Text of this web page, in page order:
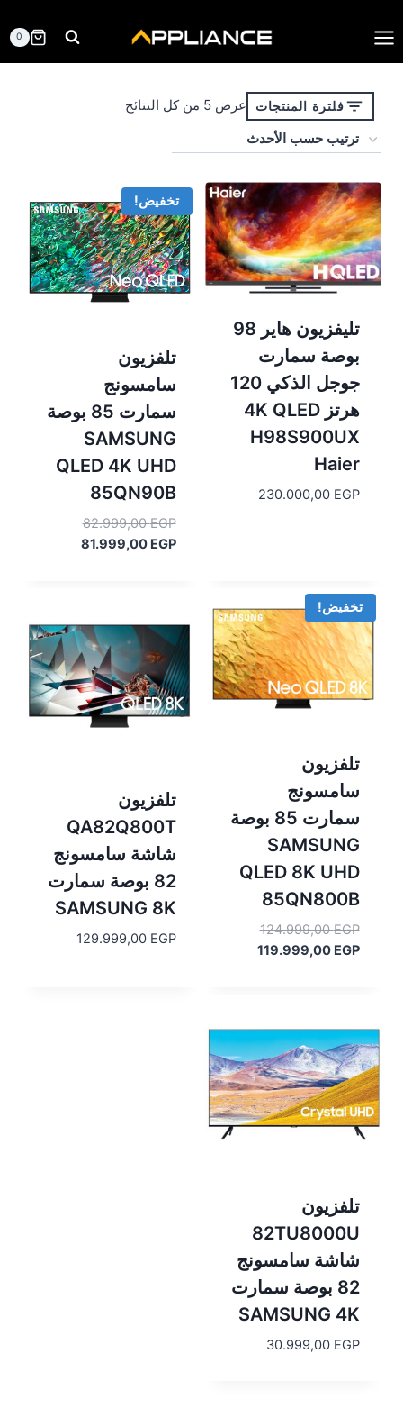
إلى
المحتوى
0
فلترة المنتجات عرض ⁦5⁩ من كل النتائج
الأحدث
تليفزيون هاير 98
بوصة سمارت
جوجل الذكي 120
هرتز 4K QLED
H98S900UX
Haier
230.000,00 EGP
تخفيض!
تلفزيون
سامسونج
سمارت 85 بوصة
SAMSUNG
QLED 4K UHD
85QN90B
82.999,00EGP
السعر
الأصلي81.999,00 EGP
السعر
تخفيض!
تلفزيون
سامسونج
سمارت 85 بوصة
SAMSUNG
QLED 8K UHD
85QN800B
124.999,00EGP
السعر
الأصلي119.999,00 EGP
السعر
تلفزيون
QA82Q800T
شاشة سامسونج
82 بوصة سمارت
SAMSUNG 8K
129.999,00 EGP
تلفزيون
82TU8000U
شاشة سامسونج
82 بوصة سمارت
SAMSUNG 4K
30.999,00 EGP